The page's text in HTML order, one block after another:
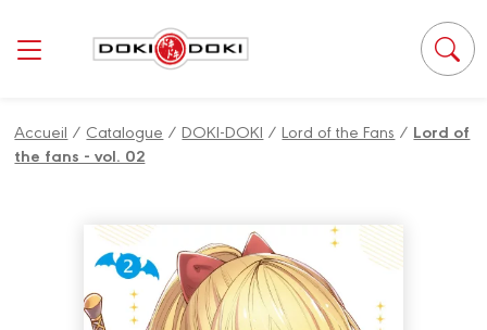
Accueil / Catalogue /DOKI-DOKI /Lord of the Fans / Lord of
the fans - vol. 02